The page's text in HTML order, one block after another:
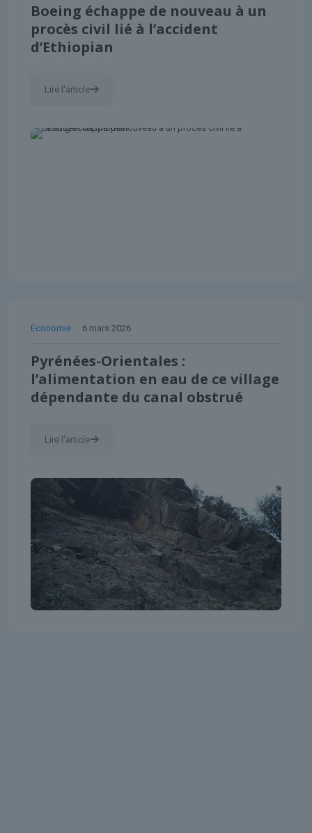
Boeing échappe de nouveau à un
procès civil lié à l’accident
d’Ethiopian
Lire l'article
Économie 6 mars 2026
Pyrénées-Orientales :
l’alimentation en eau de ce village
dépendante du canal obstrué
Lire l'article